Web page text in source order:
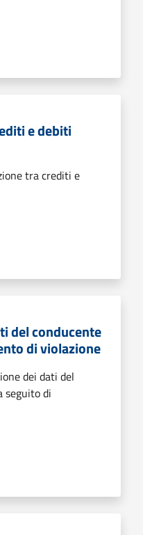
e debiti
tra crediti e
del conducente
di violazione
dei dati del
seguito di